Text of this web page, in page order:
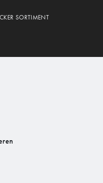
SORTIMENT